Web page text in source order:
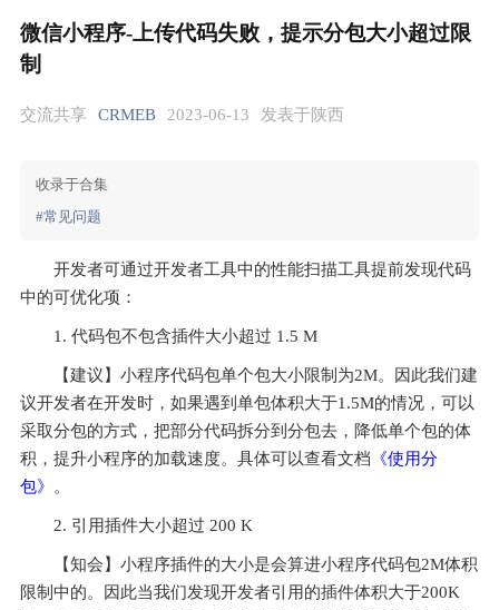
微信小程序-上传代码失败，提示分包大小超过限
制
交流共享 CRMEB 2023-06-13 发表于陕西
收录于合集
#常见问题
开发者可通过开发者工具中的性能扫描工具提前发现代码
中的可优化项：
1. 代码包不包含插件大小超过 1.5 M
【建议】小程序代码包单个包大小限制为2M。因此我们建
议开发者在开发时，如果遇到单包体积大于1.5M的情况，可以
采取分包的方式，把部分代码拆分到分包去，降低单个包的体
积，提升小程序的加载速度。具体可以查看文档 《使用分
包》
。
2. 引用插件大小超过 200 K
【知会】小程序插件的大小是会算进小程序代码包2M体积
限制中的。因此当我们发现开发者引用的插件体积大于200K